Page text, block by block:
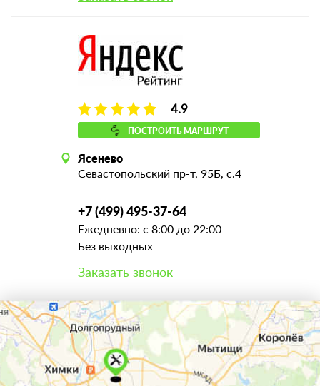
4.9
ПОСТРОИТЬ МАРШРУТ
Ясенево
Севастопольский пр-т, 95Б, с.4
+7 (499) 495-37-64
Ежедневно: с 8:00 до 22:00
Без выходных
Заказать звонок